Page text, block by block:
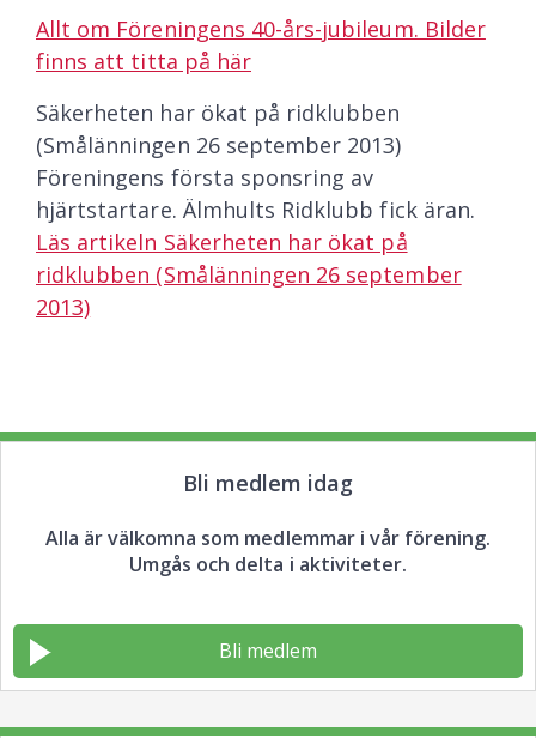
Allt om Föreningens 40-års-jubileum. Bilder
finns att titta på här
Säkerheten har ökat på ridklubben
(Smålänningen 26 september 2013)
Föreningens första sponsring av
hjärtstartare. Älmhults Ridklubb fick äran.
Läs artikeln Säkerheten har ökat på
ridklubben (Smålänningen 26 september
2013)
Bli medlem idag
Alla är välkomna som medlemmar i vår förening.
Umgås och delta i aktiviteter.
Bli medlem